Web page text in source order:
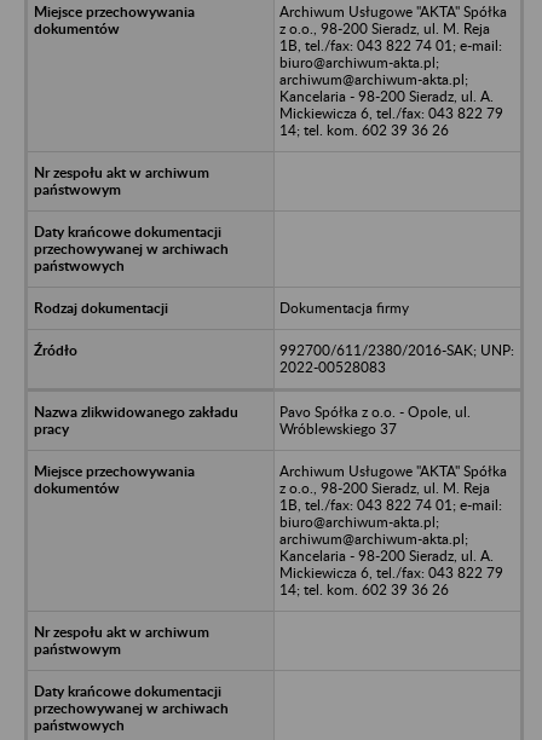
Archiwum Usługowe "AKTA" Spółka
z o.o., 98-200 Sieradz, ul. M. Reja
1B, tel./fax: 043 822 74 01; e-mail:
biuro@archiwum-akta.pl;
archiwum@archiwum-akta.pl;
Kancelaria - 98-200 Sieradz, ul. A.
Mickiewicza 6, tel./fax: 043 822 79
14; tel. kom. 602 39 36 26
Dokumentacja firmy
992700/611/2380/2016-SAK; UNP:
2022-00528083
Pavo Spółka z o.o. - Opole, ul.
Wróblewskiego 37
Archiwum Usługowe "AKTA" Spółka
z o.o., 98-200 Sieradz, ul. M. Reja
1B, tel./fax: 043 822 74 01; e-mail:
biuro@archiwum-akta.pl;
archiwum@archiwum-akta.pl;
Kancelaria - 98-200 Sieradz, ul. A.
Mickiewicza 6, tel./fax: 043 822 79
14; tel. kom. 602 39 36 26